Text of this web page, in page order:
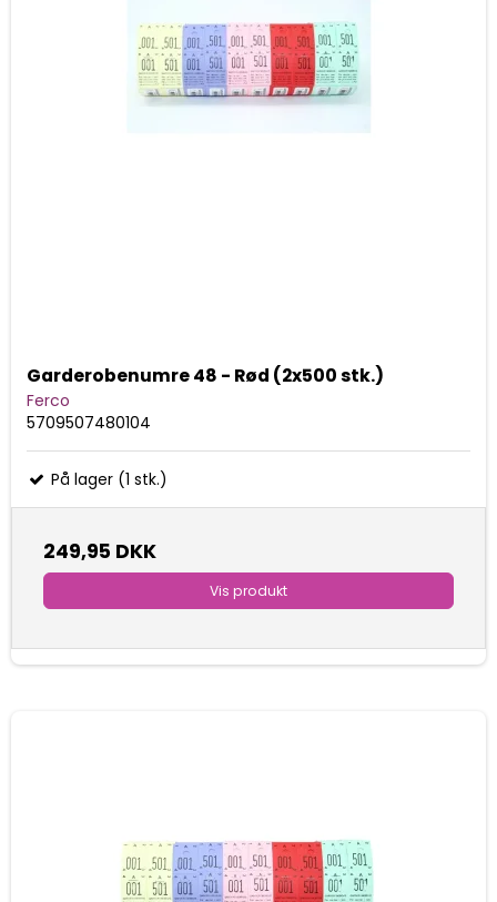
Garderobenumre 48 - Rød (2x500 stk.)
Ferco
5709507480104
På lager (1 stk.)
249,95 DKK
Vis produkt